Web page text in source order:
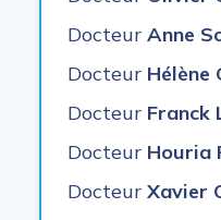
Docteur Anne
Docteur Hélène
Docteur Franck
Docteur Houria
Docteur Xavier